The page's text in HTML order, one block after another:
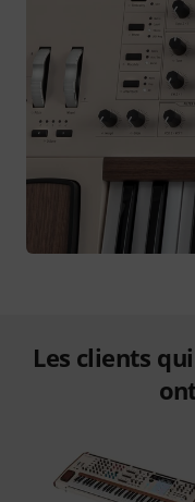
Les clients